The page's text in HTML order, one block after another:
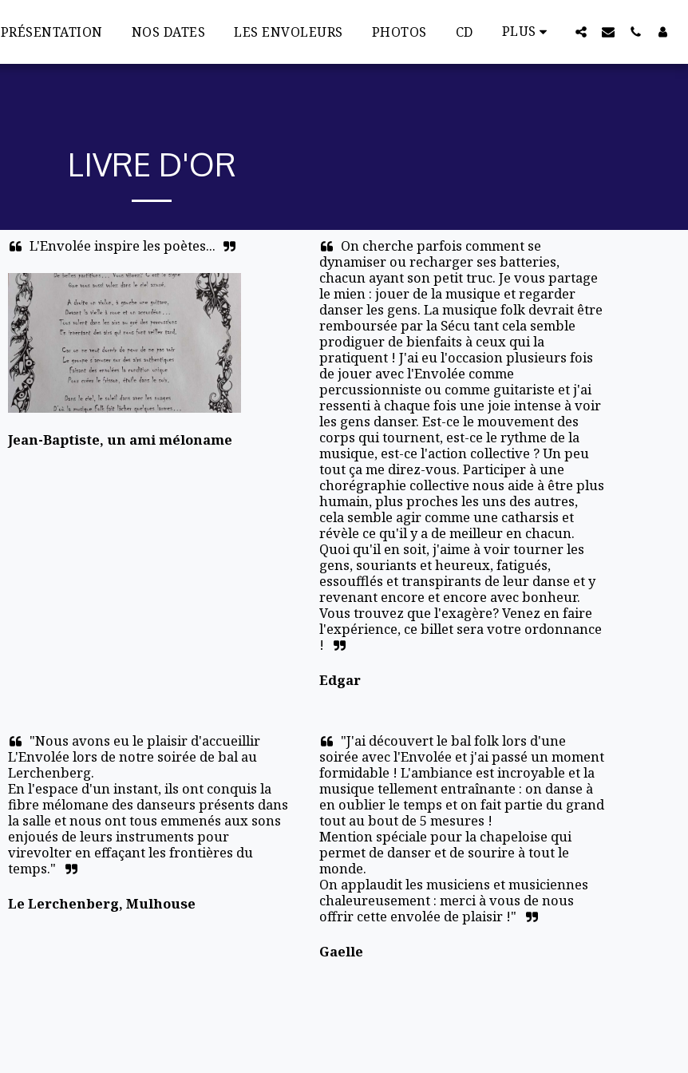
PRÉSENTATION NOS DATES LES ENVOLEURS PHOTOS CD PLUS
LIVRE D'OR
L'Envolée inspire les poètes...
Jean-Baptiste, un ami méloname
On cherche parfois comment se
dynamiser ou recharger ses batteries,
chacun ayant son petit truc. Je vous partage
le mien : jouer de la musique et regarder
danser les gens. La musique folk devrait être
remboursée par la Sécu tant cela semble
prodiguer de bienfaits à ceux qui la
pratiquent ! J'ai eu l'occasion plusieurs fois
de jouer avec l'Envolée comme
percussionniste ou comme guitariste et j'ai
ressenti à chaque fois une joie intense à voir
les gens danser. Est-ce le mouvement des
corps qui tournent, est-ce le rythme de la
musique, est-ce l'action collective ? Un peu
tout ça me direz-vous. Participer à une
chorégraphie collective nous aide à être plus
humain, plus proches les uns des autres,
cela semble agir comme une catharsis et
révèle ce qu'il y a de meilleur en chacun.
Quoi qu'il en soit, j'aime à voir tourner les
gens, souriants et heureux, fatigués,
essoufflés et transpirants de leur danse et y
revenant encore et encore avec bonheur.
Vous trouvez que l'exagère? Venez en faire
l'expérience, ce billet sera votre ordonnance
!
Edgar
"Nous avons eu le plaisir d'accueillir
L'Envolée lors de notre soirée de bal au
Lerchenberg.
En l'espace d'un instant, ils ont conquis la
fibre mélomane des danseurs présents dans
la salle et nous ont tous emmenés aux sons
enjoués de leurs instruments pour
virevolter en effaçant les frontières du
temps."
Le Lerchenberg, Mulhouse
"J'ai découvert le bal folk lors d'une
soirée avec l'Envolée et j'ai passé un moment
formidable ! L'ambiance est incroyable et la
musique tellement entraînante : on danse à
en oublier le temps et on fait partie du grand
tout au bout de 5 mesures !
Mention spéciale pour la chapeloise qui
permet de danser et de sourire à tout le
monde.
On applaudit les musiciens et musiciennes
chaleureusement : merci à vous de nous
offrir cette envolée de plaisir !"
Gaelle